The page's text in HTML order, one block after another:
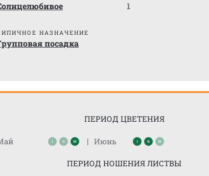
1
НАЗНАЧЕНИЕ
посадка
ПЕРИОД ЦВЕТЕНИЯ
| Июнь
ПЕРИОД НОШЕНИЯ ЛИСТВЫ